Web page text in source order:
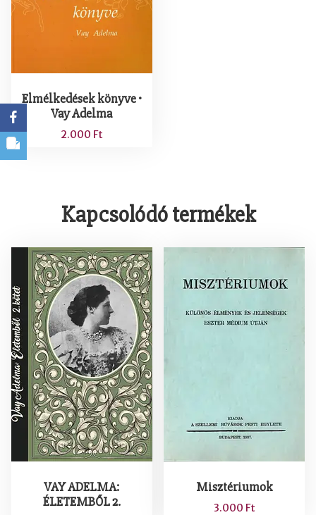
Elmélkedések könyve •
Vay Adelma
2.000 Ft
Kapcsolódó termékek
VAY ADELMA:
ÉLETEMBŐL 2.
Misztériumok
3.000 Ft